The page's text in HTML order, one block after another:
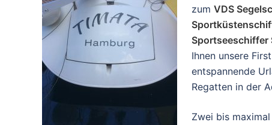
zum VDS
Sportseeschiffer
Ihnen unsere
entspannende
Regatten in der
Zwei bis